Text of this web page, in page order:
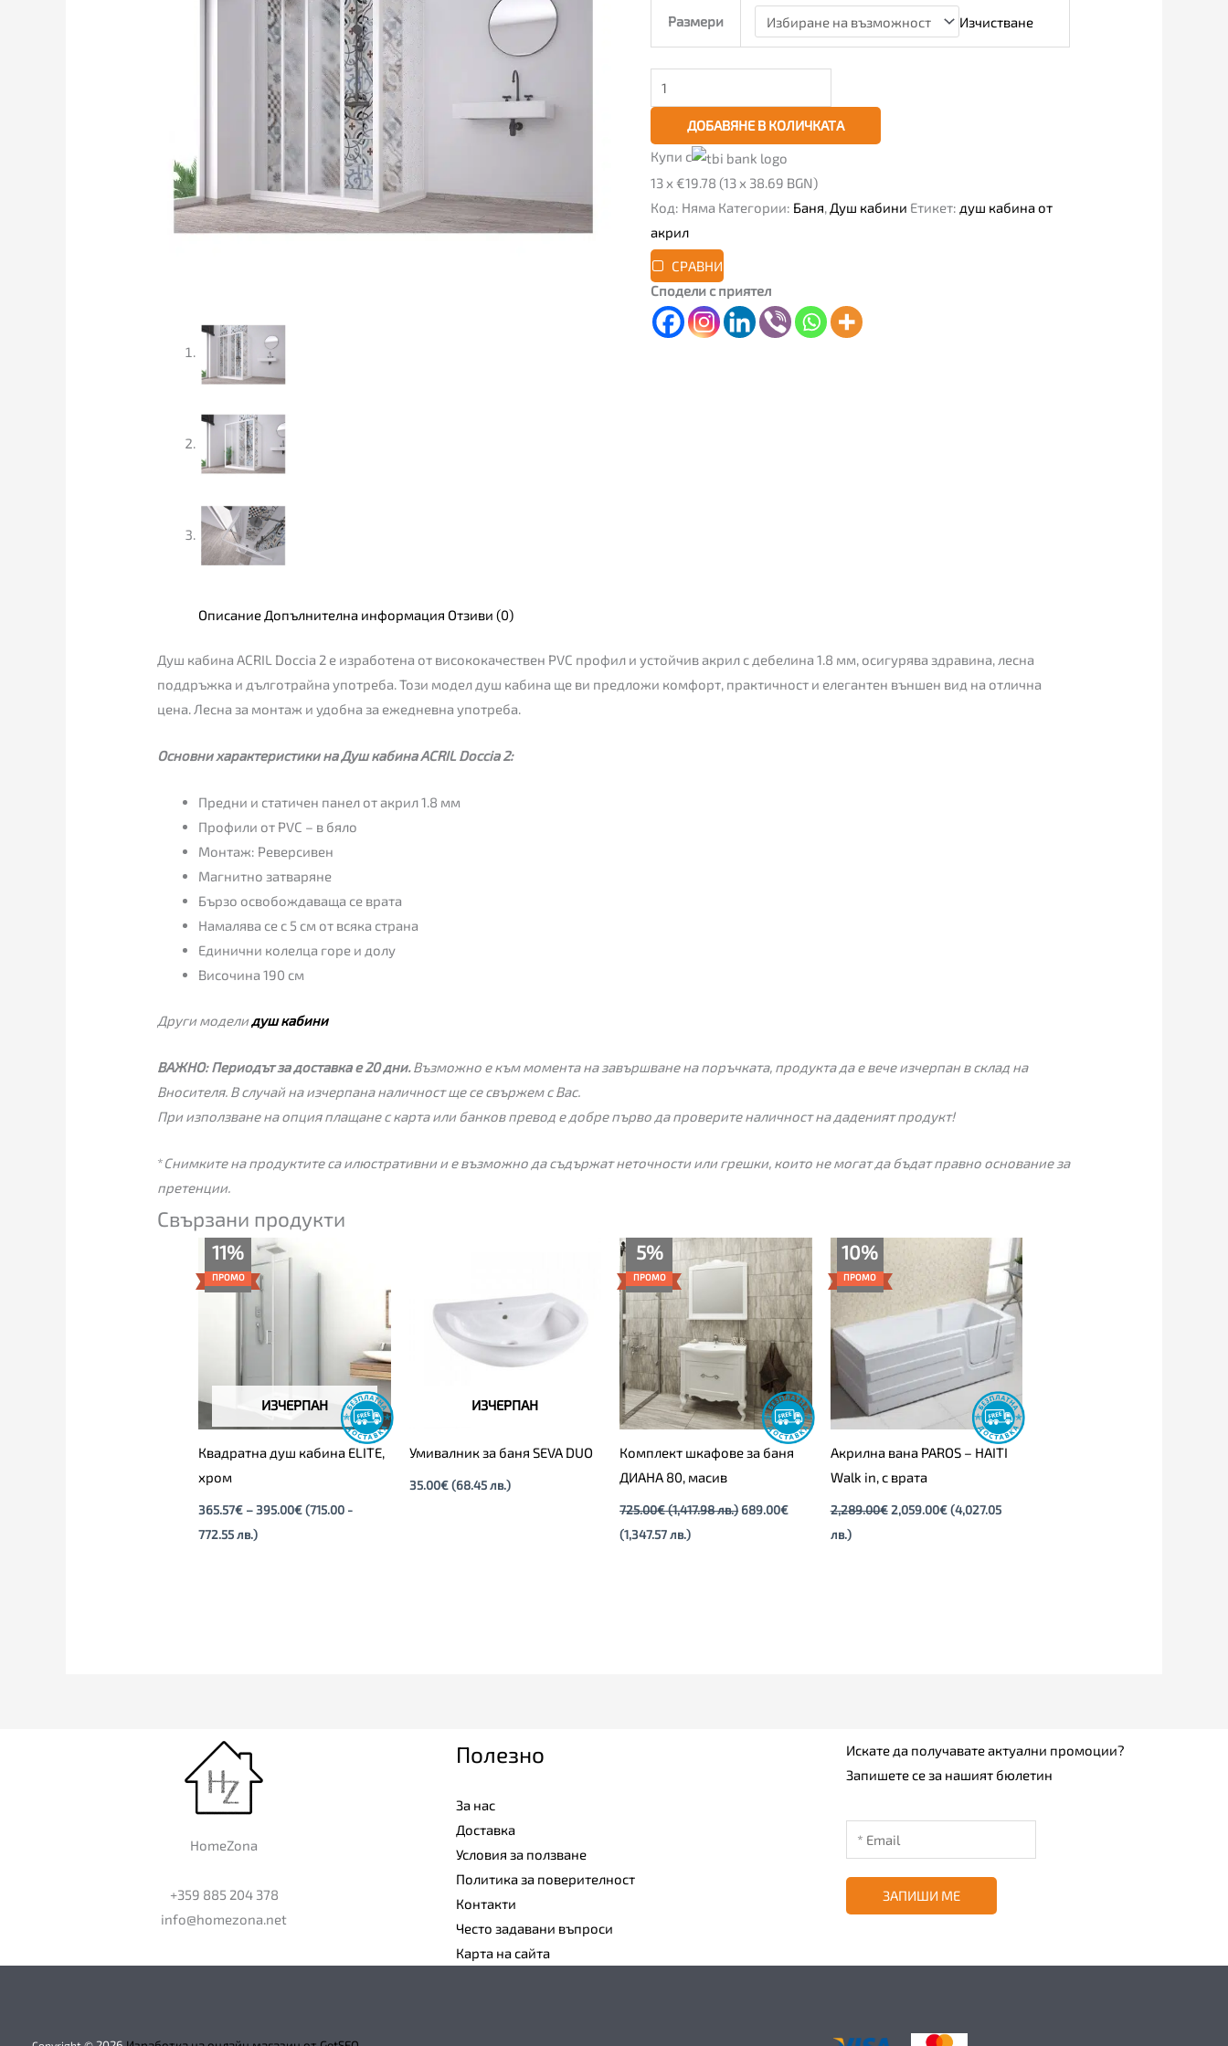
Размери Изчистване
бял
ДОБАВЯНЕ В КОЛИЧКАТА
Купи с
13 x €19.78 (13 x 38.69 BGN)
Код: Няма Категории: Баня, Душ кабини Етикет: душ кабина от
акрил
СРАВНИ
Сподели с приятел
Описание Допълнителна информация Отзиви (0)
Душ кабина ACRIL Doccia 2 е изработена от висококачествен PVC профил и устойчив акрил с дебелина 1.8 мм, осигурява здравина, лесна
поддръжка и дълготрайна употреба. Този модел душ кабина ще ви предложи комфорт, практичност и елегантен външен вид на отлична
цена. Лесна за монтаж и удобна за ежедневна употреба.
Основни характеристики на Душ кабина ACRIL Doccia 2:
Предни и статичен панел от акрил 1.8 мм
Профили от PVC – в бяло
Монтаж: Реверсивен
Магнитно затваряне
Бързо освобождаваща се врата
Намалява се с 5 см от всяка страна
Единични колелца горе и долу
Височина 190 см
Други модели душ кабини
ВАЖНО: Периодът за доставка е 20 дни. Възможно е към момента на завършване на поръчката, продукта да е вече изчерпан в склад на
Вносителя. В случай на изчерпана наличност ще се свържем с Вас.
При използване на опция плащане с карта или банков превод е добре първо да проверите наличност на даденият продукт!
*Снимките на продуктите са илюстративни и е възможно да съдържат неточности или грешки, които не могат да бъдат правно основание за
претенции.
Свързани продукти
11%
ПРОМО
ИЗЧЕРПАН
Квадратна душ кабина ELITE,
хром
365.57€ –395.00€
365.57€
(715.00 -
772.55 лв.)
ИЗЧЕРПАН
Умивалник за баня SEVA DUO
35.00€ (68.45 лв.)
5%
ПРОМО
Комплект шкафове за баня
ДИАНА 80, масив
725.00€(1,417.98 лв.)
Original
price
was:
725.00€
(1,417.98
лв.).
689.00€
(1,347.57 лв.)
Текущата
цена
е:
лв.).
10%
ПРОМО
Акрилна вана PAROS – HAITI
Walk in, с врата
2,289.00€
was:
2,289.00€.
2,059.00€
2,059.00€.
(4,027.05
лв.)
HomeZona
+359 885 204 378
info@homezona.net
Полезно
За нас
Доставка
Условия за ползване
Политика за поверителност
Контакти
Често задавани въпроси
Карта на сайта
Искате да получавате актуални промоции?
Запишете се за нашият бюлетин
ЗАПИШИ МЕ